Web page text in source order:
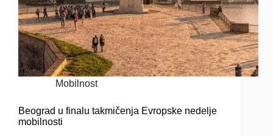
Mobilnost
Beograd u finalu takmičenja Evropske nedelje
mobilnosti